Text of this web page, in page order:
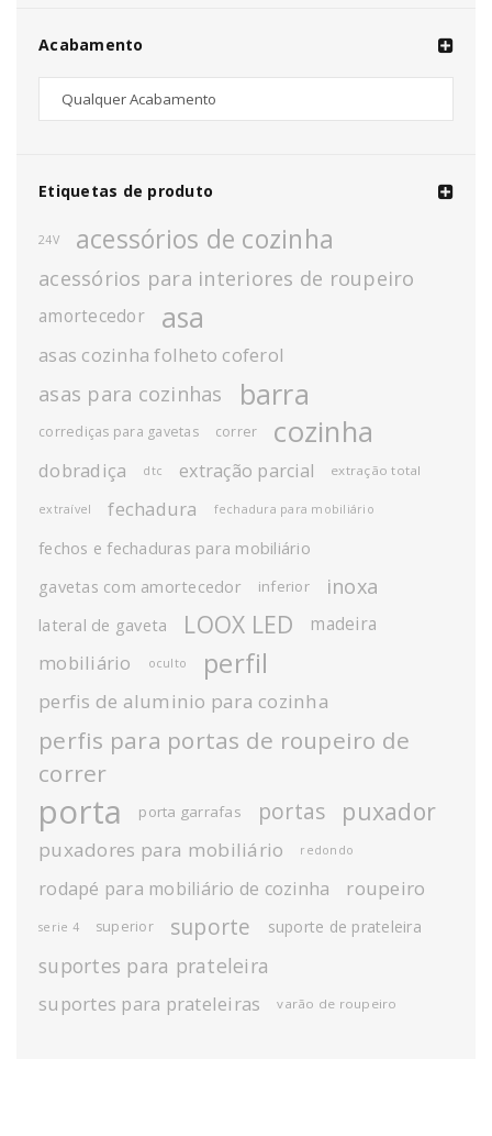
Acabamento
Etiquetas de produto
24V acessórios de cozinha
acessórios para interiores de roupeiro
amortecedor asa
asas cozinha folheto coferol
asas para cozinhas barra
corrediças para gavetas correr cozinha
dobradiça dtc extração parcial extração total
extraível fechadura fechadura para mobiliário
fechos e fechaduras para mobiliário
gavetas com amortecedor
inferior inoxa
lateral de gaveta LOOX LED madeira
mobiliário oculto perfil
perfis de aluminio para cozinha
perfis para portas de roupeiro de
correr
porta porta garrafas portas puxador
puxadores para mobiliário redondo
rodapé para mobiliário de cozinha roupeiro
serie 4 superior suporte suporte de prateleira
suportes para prateleira
suportes para prateleiras varão de roupeiro